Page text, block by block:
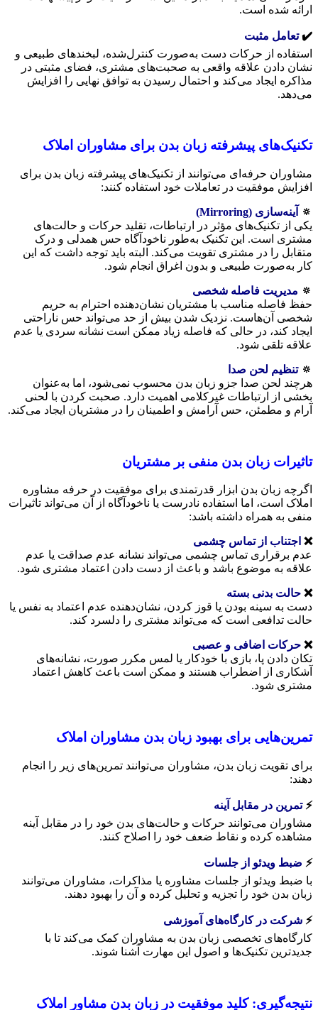
ارائه شده است.
✔️تعامل مثبت
استفاده از حرکات دست به‌صورت کنترل‌شده، لبخندهای طبیعی و
نشان دادن علاقه واقعی به صحبت‌های مشتری، فضای مثبتی در
مذاکره ایجاد می‌کند و احتمال رسیدن به توافق نهایی را افزایش
می‌دهد.
تکنیک‌های پیشرفته زبان بدن برای مشاوران املاک
مشاوران حرفه‌ای می‌توانند از تکنیک‌های پیشرفته زبان بدن برای
افزایش موفقیت در تعاملات خود استفاده کنند:
🔅 آینه‌سازی (Mirroring)
یکی از تکنیک‌های مؤثر در ارتباطات، تقلید حرکات و حالت‌های
مشتری است. این تکنیک به‌طور ناخودآگاه حس همدلی و درک
متقابل را در مشتری تقویت می‌کند. البته باید توجه داشت که این
کار به‌صورت طبیعی و بدون اغراق انجام شود.
🔅 مدیریت فاصله شخصی
حفظ فاصله مناسب با مشتریان نشان‌دهنده احترام به حریم
شخصی آن‌هاست. نزدیک شدن بیش از حد می‌تواند حس ناراحتی
ایجاد کند، در حالی که فاصله زیاد ممکن است نشانه سردی یا عدم
علاقه تلقی شود.
🔅تنظیم لحن صدا
هرچند لحن صدا جزو زبان بدن محسوب نمی‌شود، اما به‌عنوان
بخشی از ارتباطات غیرکلامی اهمیت دارد. صحبت کردن با لحنی
آرام و مطمئن، حس آرامش و اطمینان را در مشتریان ایجاد می‌کند.
تاثیرات زبان بدن منفی بر مشتریان
اگرچه زبان بدن ابزار قدرتمندی برای موفقیت در حرفه مشاوره
املاک است، اما استفاده نادرست یا ناخودآگاه از آن می‌تواند تاثیرات
منفی به همراه داشته باشد:
❌ اجتناب از تماس چشمی
عدم برقراری تماس چشمی می‌تواند نشانه عدم صداقت یا عدم
علاقه به موضوع باشد و باعث از دست دادن اعتماد مشتری شود.
❌ حالت بدنی بسته
دست به سینه بودن یا قوز کردن، نشان‌دهنده عدم اعتماد به نفس یا
حالت تدافعی است که می‌تواند مشتری را دلسرد کند.
❌ حرکات اضافی و عصبی
تکان دادن پا، بازی با خودکار یا لمس مکرر صورت، نشانه‌های
آشکاری از اضطراب هستند و ممکن است باعث کاهش اعتماد
مشتری شود.
تمرین‌هایی برای بهبود زبان بدن مشاوران املاک
برای تقویت زبان بدن، مشاوران می‌توانند تمرین‌های زیر را انجام
دهند:
⚡️تمرین در مقابل آینه
مشاوران می‌توانند حرکات و حالت‌های بدن خود را در مقابل آینه
مشاهده کرده و نقاط ضعف خود را اصلاح کنند.
⚡️ ضبط ویدئو از جلسات
با ضبط ویدئو از جلسات مشاوره یا مذاکرات، مشاوران می‌توانند
زبان بدن خود را تجزیه و تحلیل کرده و آن را بهبود دهند.
⚡️ شرکت در کارگاه‌های آموزشی
کارگاه‌های تخصصی زبان بدن به مشاوران کمک می‌کند تا با
جدیدترین تکنیک‌ها و اصول این مهارت آشنا شوند.
نتیجه‌گیری: کلید موفقیت در زبان بدن مشاور املاک